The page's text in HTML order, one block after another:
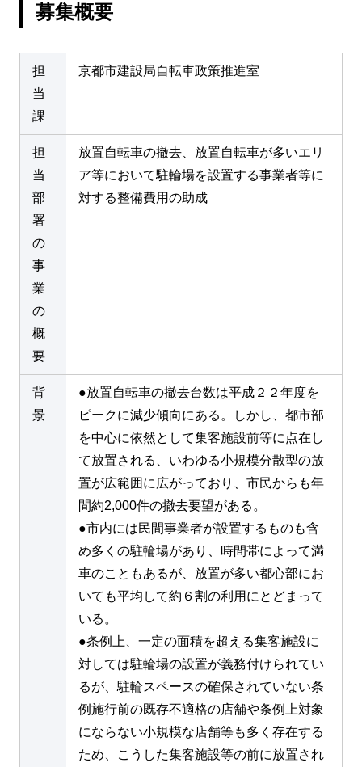
募集概要
担
当
課
京都市建設局自転車政策推進室
担
当
部
署
の
事
業
の
概
要
放置自転車の撤去、放置自転車が多いエリ
ア等において駐輪場を設置する事業者等に
対する整備費用の助成
背
景
●放置自転車の撤去台数は平成２２年度を
ピークに減少傾向にある。しかし、都市部
を中心に依然として集客施設前等に点在し
て放置される、いわゆる小規模分散型の放
置が広範囲に広がっており、市民からも年
間約2,000件の撤去要望がある。
●市内には民間事業者が設置するものも含
め多くの駐輪場があり、時間帯によって満
車のこともあるが、放置が多い都心部にお
いても平均して約６割の利用にとどまって
いる。
●条例上、一定の面積を超える集客施設に
対しては駐輪場の設置が義務付けられてい
るが、駐輪スペースの確保されていない条
例施行前の既存不適格の店舗や条例上対象
にならない小規模な店舗等も多く存在する
ため、こうした集客施設等の前に放置され